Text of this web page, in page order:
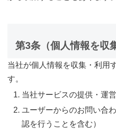
第3条（個人情報を収
当社が個人情報を収集・利用
す。
当社サービスの提供・運営
ユーザーからのお問い合
認を行うことを含む）